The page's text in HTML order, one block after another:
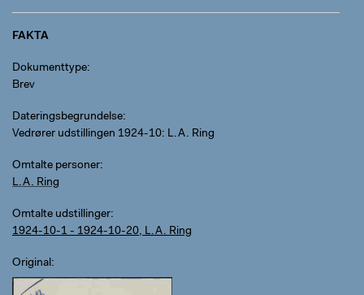
FAKTA
Dokumenttype
Brev
Dateringsbegrundelse
Vedrører udstillingen 1924-10: L.A. Ring
Omtalte personer
L.A. Ring
Omtalte udstillinger
1924-10-1 - 1924-10-20, L.A. Ring
Original